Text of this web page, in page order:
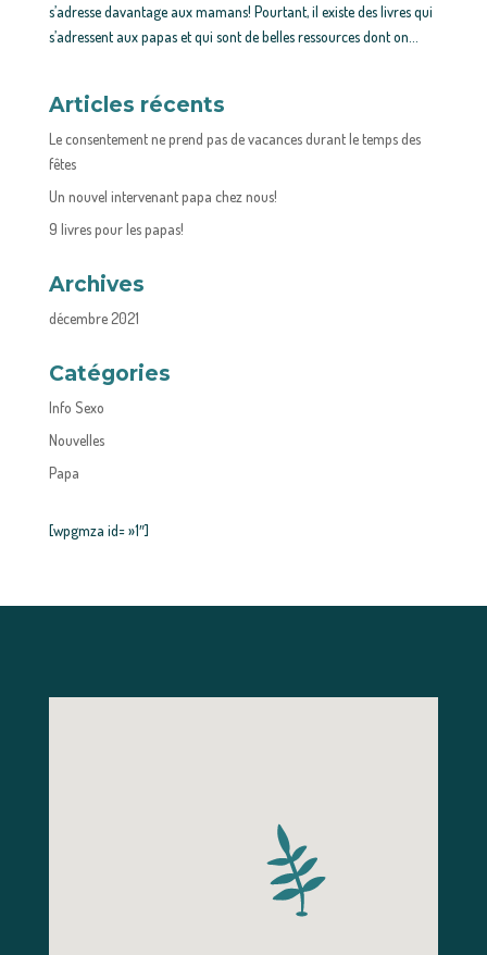
s’adresse davantage aux mamans! Pourtant, il existe des livres qui
s’adressent aux papas et qui sont de belles ressources dont on...
Articles récents
Le consentement ne prend pas de vacances durant le temps des
fêtes
Un nouvel intervenant papa chez nous!
9 livres pour les papas!
Archives
décembre 2021
Catégories
Info Sexo
Nouvelles
Papa
[wpgmza id= »1″]